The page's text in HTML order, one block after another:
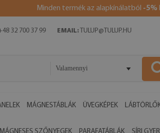
Minden termék az alapkínálatból -5%
32 700 37 99 EMAIL: TULUP@TULUP.HU
Valamennyi
MÁGNESTÁBLÁK ÜVEGKÉPEK